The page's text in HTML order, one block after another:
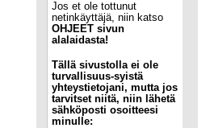
Jos et ole tottunut
netinkäyttäjä, niin katso
OHJEET sivun
alalaidasta!
Tällä sivustolla ei ole
turvallisuus-syistä
yhteystietojani, mutta jos
tarvitset niitä, niin lähetä
sähköposti osoitteesi
minulle: